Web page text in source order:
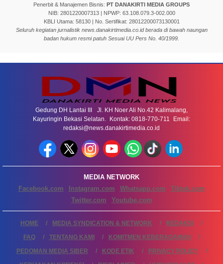
Penerbit & Manajemen Bisnis: PT DANAKIRTI MEDIA GROUPS
NIB: 2801220007313 | NPWP: 63.108.079.3-002.000
KBLI Utama: 58130 | No. Sertifikat: 28012200073130001
Seluruh kegiatan jurnalistik news.danakirtimedia.co.id berada di bawah naungan
badan hukum resmi patuh Sesuai UU Pers No. 40/1999.
Gedung DH Lantai III Jl. KH Noer Ali No.42 Kalimalang,
Kayuringin Bekasi Selatan. Kontak: 0818-770-711 Email:
redaksi@news.danakirtimedia.co.id
MEDIA NETWORK
Facebook.com
Instagram.com Whatsapp.com
Tiktok.com
Twitter.com
Youtube.com
HOME MEDIA SYNDICATION & NETWORK
REDAKSI
FAQ
TENTANG KAMI
KOMITMEN KEBERAGAMAN
PEDOMAN MEDIA SIBER
KODE ETIK
PRIVACY POLICY